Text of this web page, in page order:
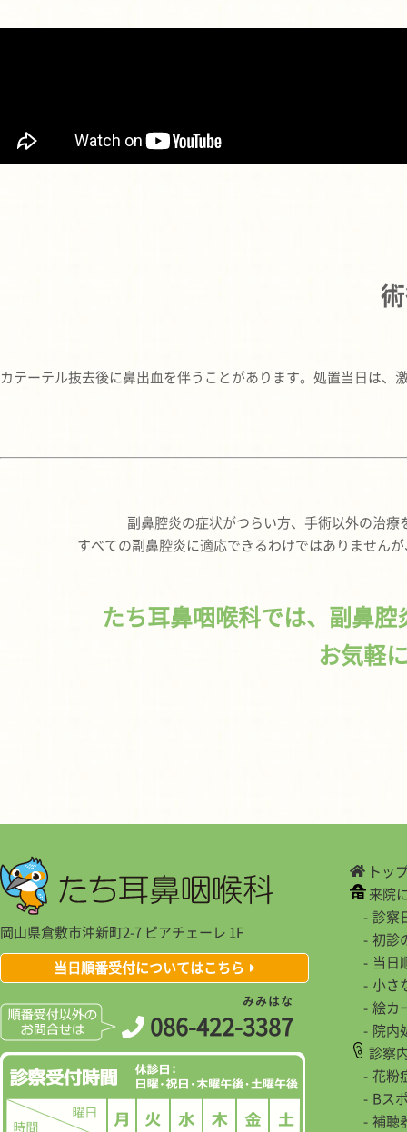
カテーテル抜去後に鼻出血を伴うことがあります。処置当日は
副鼻腔炎の症状がつらい方、手術以外の治
すべての副鼻腔炎に適応できるわけではありません
たち耳鼻咽喉科では、副鼻
お気軽
岡山県倉敷市沖新町2-7 ピアチェーレ 1F
当日順番受付についてはこちら
086-422-3
み
3
み
8
は
7
な
トッ
来院
診察
初診
当日
小さ
絵カ
院内
診察
花粉
Bス
補聴